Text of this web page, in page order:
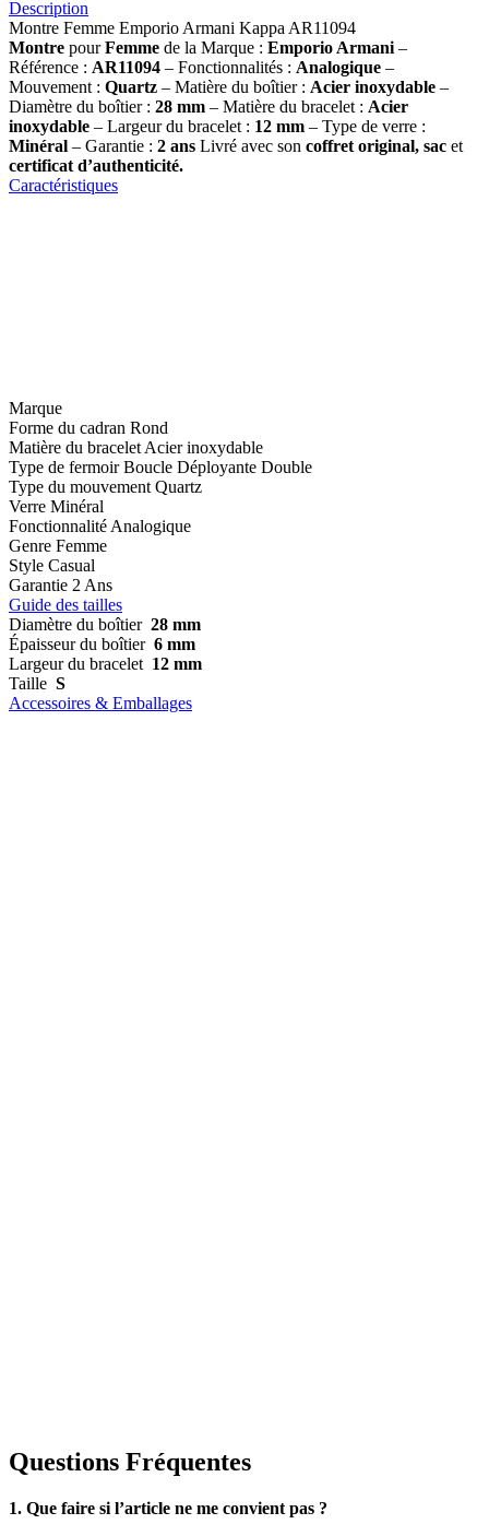
Description
Montre Femme Emporio Armani Kappa AR11094
Montre pourFemme de la Marque : Emporio Armani –
Référence : AR11094 – Fonctionnalités : Analogique –
Mouvement : Quartz – Matière du boîtier : Acier inoxydable –
Diamètre du boîtier : 28 mm – Matière du bracelet : Acier
inoxydable – Largeur du bracelet : 12 mm – Type de verre :
Minéral – Garantie : 2 ans Livré avec son coffret original, sac et
certificat d’authenticité.
Caractéristiques
Marque
Forme du cadran Rond
Matière du bracelet Acier inoxydable
Type de fermoir Boucle Déployante Double
Type du mouvement Quartz
Verre Minéral
Fonctionnalité Analogique
Genre Femme
Style Casual
Garantie 2 Ans
Guide des tailles
Diamètre du boîtier 28 mm
Épaisseur du boîtier 6 mm
Largeur du bracelet 12 mm
Taille S
Accessoires & Emballages
Questions Fréquentes
1. Que faire si l’article ne me convient pas ?